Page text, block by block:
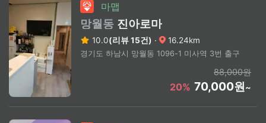
마맵
망월동 진아로마
10.0(리뷰 15건) · 16.24km
경기도 하남시 망월동 1096-1 미사역 3번 출구
88,000원
20% 70,000원~